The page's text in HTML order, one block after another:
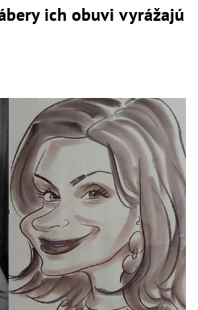
ich obuvi vyrážajú